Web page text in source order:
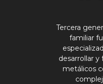
Tercera
familiar
desarrollar
metálicos